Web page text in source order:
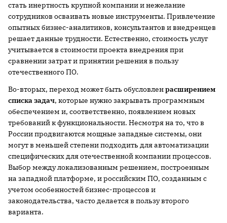
стать инертность крупной компании и нежелание
сотрудников осваивать новые инструменты. Привлечение
опытных бизнес-аналитиков, консультантов и внедренцев
решает данные трудности. Естественно, стоимость услуг
учитывается в стоимости проекта внедрения при
сравнении затрат и принятии решения в пользу
отечественного ПО.
Во-вторых, переход может быть обусловленрасширением
списка задач, которые нужно закрывать программным
обеспечением и, соответственно, появлением новых
требований к функциональности. Несмотря на то, что в
России продвигаются мощные западные системы, они
могут в меньшей степени подходить для автоматизации
специфических для отечественной компании процессов.
Выбор между локализованным решением, построенным
на западной платформе, и российским ПО, созданным с
учетом особенностей бизнес-процессов и
законодательства, часто делается в пользу второго
варианта.